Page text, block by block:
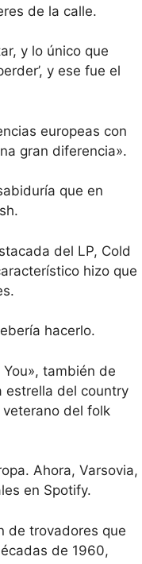
de la calle.
y lo único que
y ese fue el
europeas con
gran diferencia».
que en
del LP, Cold
hizo que
hacerlo.
también de
estrella del country
del folk
Ahora, Varsovia,
en Spotify.
de trovadores que
de 1960,